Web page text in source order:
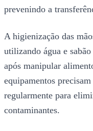
prevenindo a
A higienização das
utilizando água e
após manipular
equipamentos
regularmente para
contaminantes.